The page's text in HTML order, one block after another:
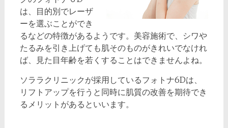
は、目的別でレーザ
ーを選ぶことができ
るなどの特徴があるようです。美容施術で、シワや
たるみを引き上げても肌そのものがきれいでなけれ
ば、見た目年齢を若くすることはできませんよね。
ソララクリニックが採用しているフォトナ6Dは、
リフトアップを行うと同時に肌質の改善を期待でき
るメリットがあるといいます。